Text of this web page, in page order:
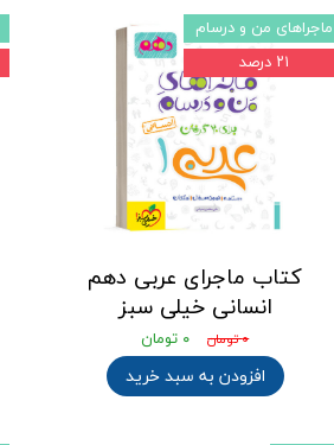
کتاب ماجرای عربی دهم
انسانی خیلی سبز
۰ تومان ۰ تومان
افزودن به سبد خرید
ماجراهای من و درسام
۲۱ درصد